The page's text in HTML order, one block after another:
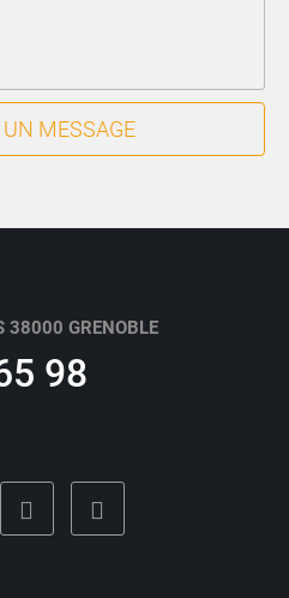
UN MESSAGE
38000 GRENOBLE
98